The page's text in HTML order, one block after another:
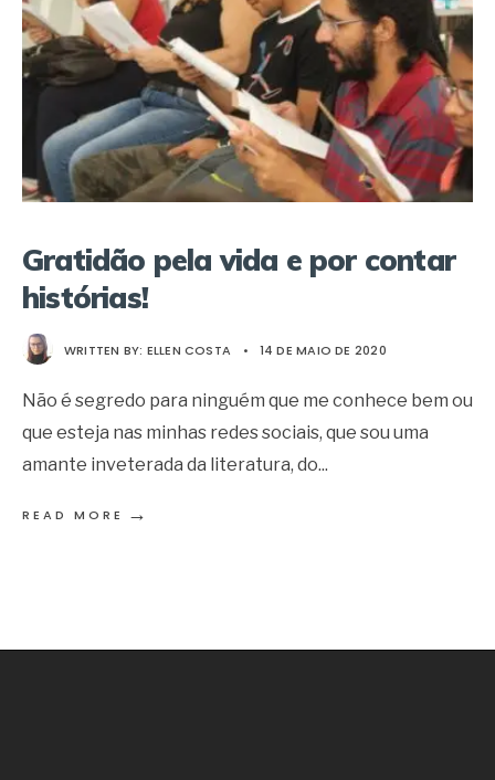
Gratidão pela vida e por contar
histórias!
WRITTEN BY: ELLEN COSTA • 14 DE MAIO DE 2020
Não é segredo para ninguém que me conhece bem ou
que esteja nas minhas redes sociais, que sou uma
amante inveterada da literatura, do...
READ MORE →